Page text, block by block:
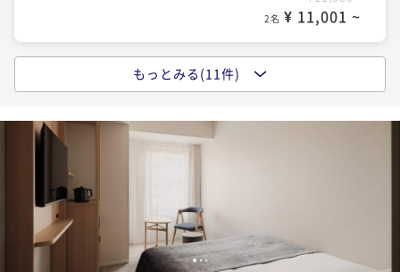
2名 ¥ 11,001 ~
スタンダードプラン【素泊まり】
ポイント即利用で
12時レイトアウトプラン【素泊まり】
現地決済可 事前決済可
IN 15:00 - 24:00 OUT12:00
もっとみる(11件)
123